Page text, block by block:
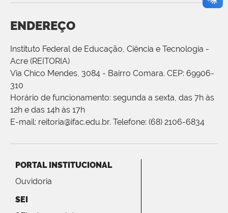
ENDEREÇO
Instituto Federal de Educação, Ciência e Tecnologia -
Acre (REITORIA)
Via Chico Mendes, 3084 - Bairro Comara. CEP: 69906-
310
Horário de funcionamento: segunda a sexta, das 7h às
12h e das 14h às 17h
E-mail: reitoria@ifac.edu.br. Telefone: (68) 2106-6834
PORTAL INSTITUCIONAL
Ouvidoria
SEI